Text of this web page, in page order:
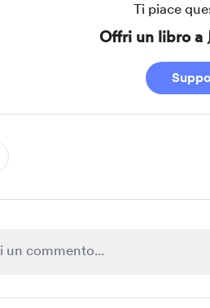
Ti piace
Offri un libro a